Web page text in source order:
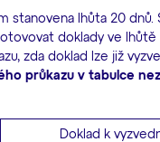
stanovena lhůta 20
doklady ve
zda doklad lze již
průkazu v tabulce
Doklad k